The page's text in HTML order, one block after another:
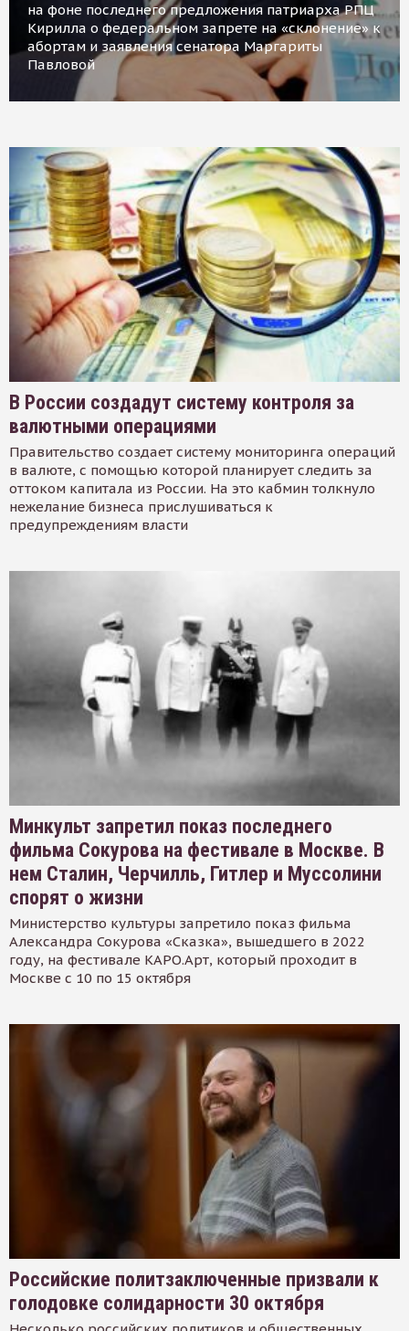
на фоне последнего предложения патриарха РПЦ
Кирилла о федеральном запрете на «склонение» к
абортам и заявления сенатора Маргариты
Павловой
В России создадут систему контроля за
валютными операциями
Правительство создает систему мониторинга операций
в валюте, с помощью которой планирует следить за
оттоком капитала из России. На это кабмин толкнуло
нежелание бизнеса прислушиваться к
предупреждениям власти
Минкульт запретил показ последнего
фильма Сокурова на фестивале в Москве. В
нем Сталин, Черчилль, Гитлер и Муссолини
спорят о жизни
Министерство культуры запретило показ фильма
Александра Сокурова «Сказка», вышедшего в 2022
году, на фестивале КАРО.Арт, который проходит в
Москве с 10 по 15 октября
Российские политзаключенные призвали к
голодовке солидарности 30 октября